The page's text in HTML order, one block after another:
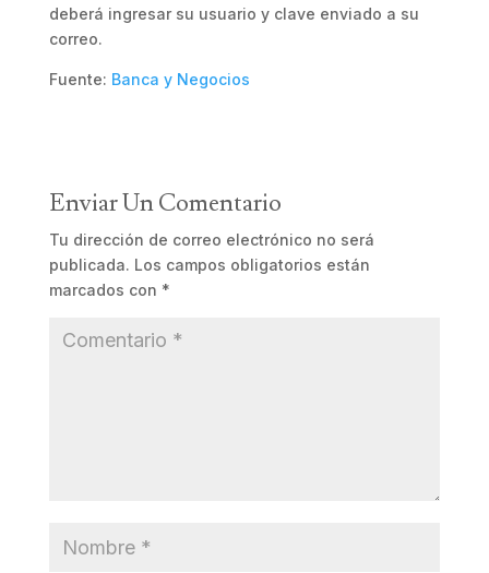
deberá ingresar su usuario y clave enviado a su
correo.
Fuente: Banca y Negocios
Enviar Un Comentario
Tu dirección de correo electrónico no será
publicada. Los campos obligatorios están
marcados con *